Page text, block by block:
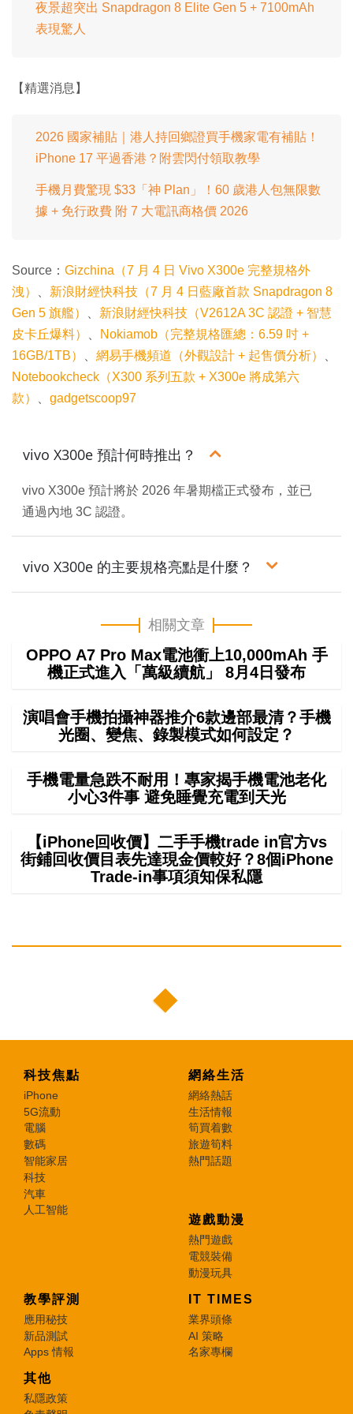
夜景超突出 Snapdragon 8 Elite Gen 5 + 7100mAh
表現驚人
【精選消息】
2026 國家補貼｜港人持回鄉證買手機家電有補貼！
iPhone 17 平過香港？附雲閃付領取教學
手機月費驚現 $33「神 Plan」！60 歲港人包無限數
據 + 免行政費 附 7 大電訊商格價 2026
Source： Gizchina（7 月 4 日 Vivo X300e 完整規格外
洩）
新浪財經快科技（7 月 4 日藍廠首款 Snapdragon 8
Gen 5 旗艦）
新浪財經快科技（V2612A 3C 認證 + 智慧
皮卡丘爆料）
Nokiamob（完整規格匯總：6.59 吋 +
16GB/1TB）
網易手機頻道（外觀設計 + 起售價分析）
Notebookcheck（X300 系列五款 + X300e 將成第六
款）
gadgetscoop97
vivo X300e 預計何時推出？
vivo X300e 預計將於 2026 年暑期檔正式發布，並已
通過內地 3C 認證。
vivo X300e 的主要規格亮點是什麼？
相關文章
OPPO A7 Pro Max電池衝上10,000mAh 手
機正式進入「萬級續航」 8月4日發布
演唱會手機拍攝神器推介6款邊部最清？手機
光圈、變焦、錄製模式如何設定？
手機電量急跌不耐用！專家揭手機電池老化
小心3件事 避免睡覺充電到天光
【iPhone回收價】二手手機trade in官方vs
街鋪回收價目表先達現金價較好？8個iPhone
Trade-in事項須知保私隱
科技焦點
iPhone
5G流動
電腦
數碼
智能家居
科技
汽車
人工智能
網絡生活
網絡熱話
生活情報
筍買着數
旅遊筍料
熱門話題
遊戲動漫
熱門遊戲
電競裝備
動漫玩具
教學評測
應用秘技
新品測試
Apps 情報
IT TIMES
業界頭條
AI 策略
名家專欄
其他
私隱政策